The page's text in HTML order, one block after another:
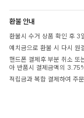
환불 안내
환불시 수거 상품 확인 후 3
예치금으로 환불 시 다시 원
핸드폰 결제후 부분 취소 또
아 반품시 결제금액의
적립금과 복합 결제하여 주